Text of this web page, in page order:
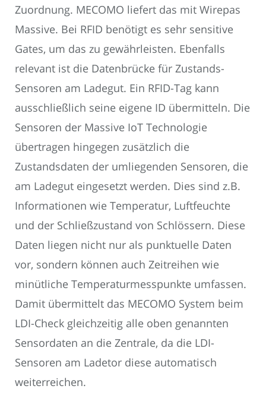
Zuordnung. MECOMO liefert das mit Wirepas
Massive. Bei RFID benötigt es sehr sensitive
Gates, um das zu gewährleisten. Ebenfalls
relevant ist die Datenbrücke für Zustands-
Sensoren am Ladegut. Ein RFID-Tag kann
ausschließlich seine eigene ID übermitteln. Die
Sensoren der Massive IoT Technologie
übertragen hingegen zusätzlich die
Zustandsdaten der umliegenden Sensoren, die
am Ladegut eingesetzt werden. Dies sind z.B.
Informationen wie Temperatur, Luftfeuchte
und der Schließzustand von Schlössern. Diese
Daten liegen nicht nur als punktuelle Daten
vor, sondern können auch Zeitreihen wie
minütliche Temperaturmesspunkte umfassen.
Damit übermittelt das MECOMO System beim
LDI-Check gleichzeitig alle oben genannten
Sensordaten an die Zentrale, da die LDI-
Sensoren am Ladetor diese automatisch
weiterreichen.